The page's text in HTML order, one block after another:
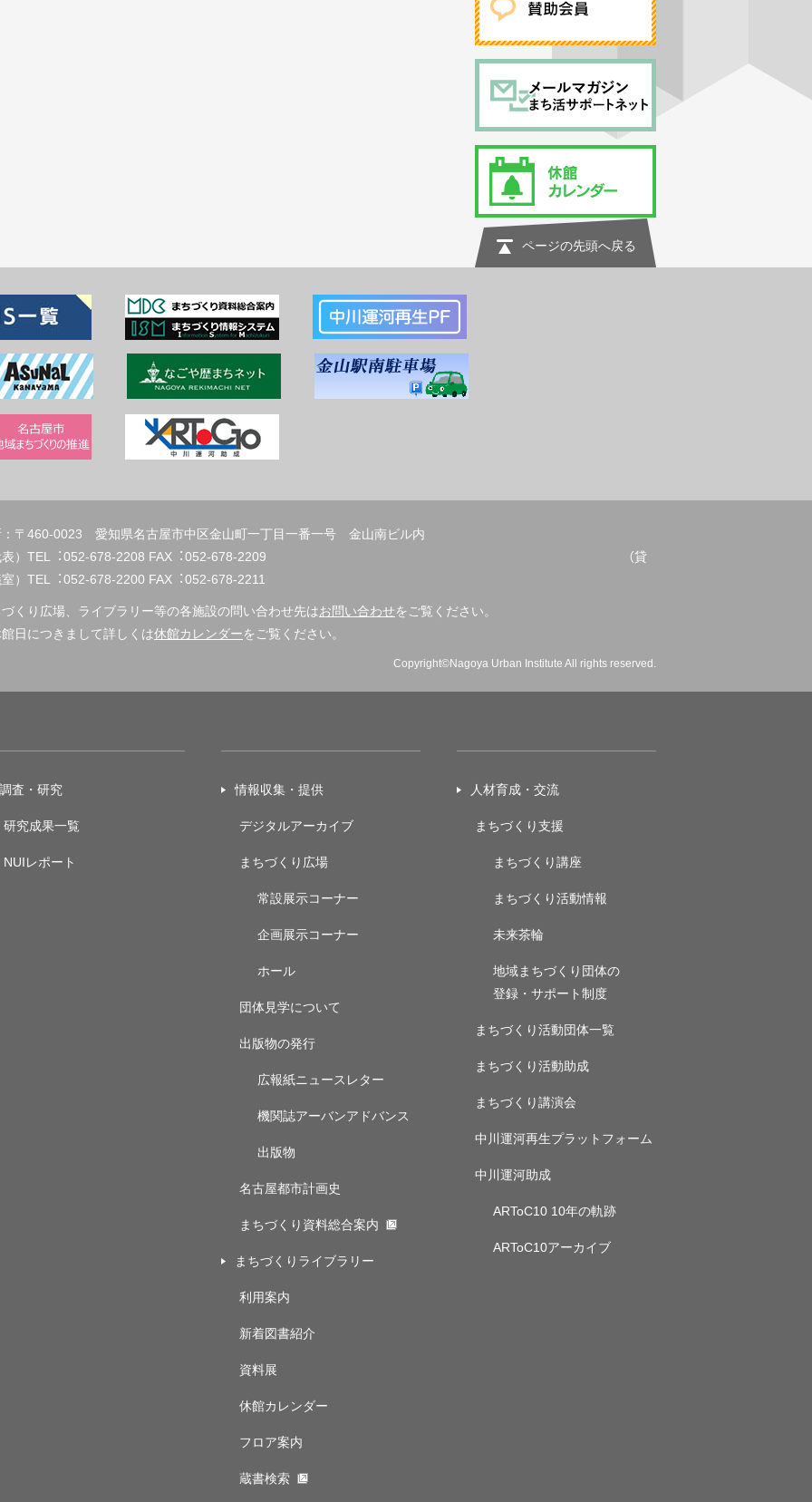
ページの先頭へ戻る
：〒460-0023 愛知県名古屋市中区金山町一丁目一番一号 金山南ビル内
代表）TEL︓052-678-2208 FAX︓052-678-2209 （貸
）TEL︓052-678-2200 FAX︓052-678-2211
くり広場、ライブラリー等の各施設の問い合わせ先はお問い合わせをご覧ください。
日につきまして詳しくは休館カレンダーをご覧ください。
Copyright©Nagoya Urban Institute All rights reserved.
調査・研究
研究成果一覧
NUIレポート
情報収集・提供
デジタルアーカイブ
まちづくり広場
常設展示コーナー
企画展示コーナー
ホール
団体見学について
出版物の発行
広報紙ニュースレター
機関誌アーバンアドバンス
出版物
名古屋都市計画史
まちづくり資料総合案内
まちづくりライブラリー
利用案内
新着図書紹介
資料展
休館カレンダー
フロア案内
蔵書検索
人材育成・交流
まちづくり支援
まちづくり講座
まちづくり活動情報
未来茶輪
地域まちづくり団体の
登録・サポート制度
まちづくり活動団体一覧
まちづくり活動助成
まちづくり講演会
中川運河再生プラットフォーム
中川運河助成
ARToC10 10年の軌跡
ARToC10アーカイブ